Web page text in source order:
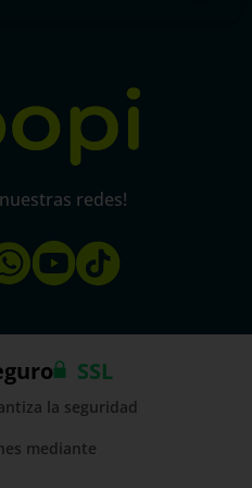
redes!
SSL
la seguridad
mediante